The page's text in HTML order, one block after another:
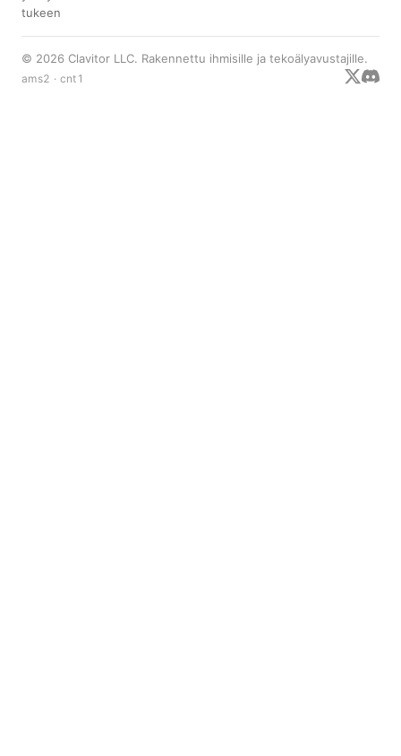
tukeen
© 2026 Clavitor LLC. Rakennettu ihmisille ja tekoälyavustajille.
ams2 · cnt1